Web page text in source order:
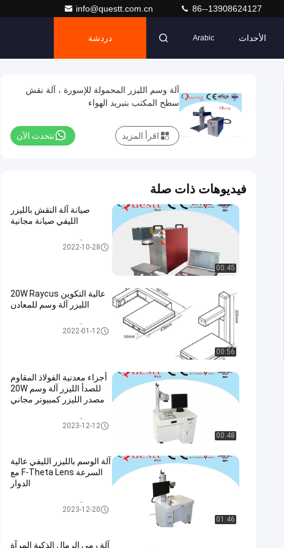
info@questt.com.cn 86--13908624127
الأحداث Arabic دردشة
آلة وسم الليزر المحمولة للإسورة ، آلة نقش
سطح المكتب بتبريد الهواء
نتحدث الآن اقرأ المزيد
فيديوهات ذات صلة
00:45
صيانة آلة النقش بالليزر
الليفي صيانة مجانية
آلة النقش بالليزر الليفي2022-10-28
00:56
عالية التكوين 20W Raycus
الليزر آلة وسم للمعادن
آلة النقش بالليزر الليفي2022-01-12
00:48
أجزاء معدنية الفولاذ المقاوم
للصدأ الليزر آلة وسم 20W
مصدر الليزر كمبيوتر مجاني
آلة النقش بالليزر الليفي2023-12-12
01:46
آلة الوسم بالليزر الليفي عالية
السرعة F-Theta Lens مع
الدوار
آلة النقش بالليزر الليفي2023-12-20
آلة رمي الرمال الذكية المرآة